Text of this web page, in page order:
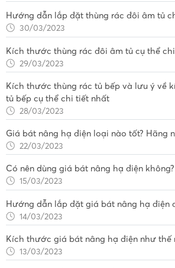
Hướng dẫn lắp đặt thùng rác đôi âm tủ
30/03/2023
Kích thước thùng rác đôi âm tủ cụ thể
29/03/2023
Kích thước thùng rác tủ bếp và lưu ý về
tủ bếp cụ thể chi tiết nhất
28/03/2023
Giá bát nâng hạ điện loại nào tốt? Hãng
22/03/2023
Có nên dùng giá bát nâng hạ điện không?
15/03/2023
Hướng dẫn lắp đặt giá bát nâng hạ điện
14/03/2023
Kích thước giá bát nâng hạ điện như thế
13/03/2023